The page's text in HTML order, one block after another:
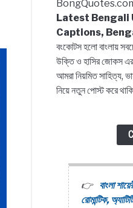
Latest Bengali
Captions,
বংকোটস হলো বাংলায়
উক্তি ও হাসির জোকস
আমরা নিয়মিত সাহিত্য,
নিয়ে নতুন পোস্ট করে
বাংলা
রোমান্টিক,